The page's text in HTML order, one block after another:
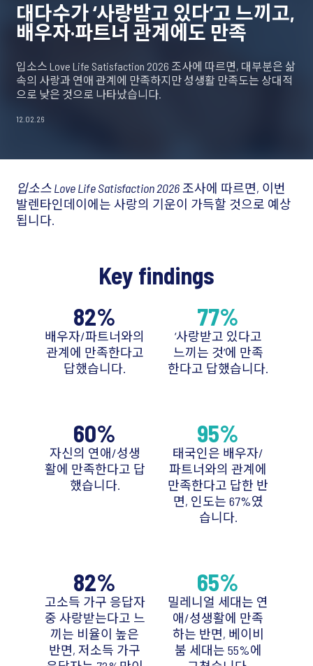
대다수가 ‘사랑받고 있다’고 느끼고,
배우자·파트너 관계에도 만족
입소스 Love Life Satisfaction 2026 조사에 따르면, 대부분은 삶
속의 사랑과 연애 관계에 만족하지만 성생활 만족도는 상대적
으로 낮은 것으로 나타났습니다.
12.02.26
입소스 Love Life Satisfaction 2026 조사에 따르면, 이번
발렌타인데이에는 사랑의 기운이 가득할 것으로 예상
됩니다.
Key findings
82%
배우자/파트너와의
관계에 만족한다고
답했습니다.
77%
‘사랑받고 있다고
느끼는 것’에 만족
한다고 답했습니다.
60%
자신의 연애/성생
활에 만족한다고 답
했습니다.
95%
태국인은 배우자/
파트너와의 관계에
만족한다고 답한 반
면, 인도는 67%였
습니다.
82%
고소득 가구 응답자
중 사랑받는다고 느
끼는 비율이 높은
반면, 저소득 가구
65%
밀레니얼 세대는 연
애/성생활에 만족
하는 반면, 베이비
붐 세대는 55%에